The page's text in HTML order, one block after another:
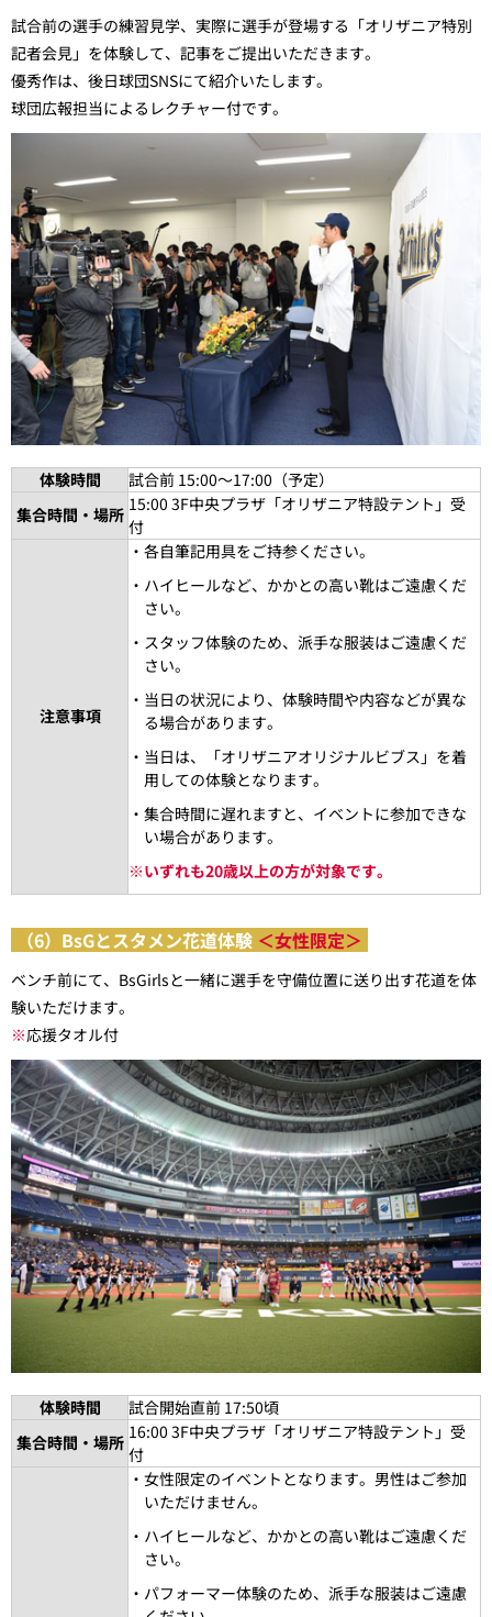
試合前の選手の練習見学、実際に選手が登場する「オリザニア特別
記者会見」を体験して、記事をご提出いただきます。
優秀作は、後日球団SNSにて紹介いたします。
球団広報担当によるレクチャー付です。
体験時間
試合前 15:00～17:00（予定）
集合時間・場所 15:00 3F中央プラザ「オリザニア特設テント」受
付
注意事項
・各自筆記用具をご持参ください。
・ハイヒールなど、かかとの高い靴はご遠慮くだ
さい。
・スタッフ体験のため、派手な服装はご遠慮くだ
さい。
・当日の状況により、体験時間や内容などが異な
る場合があります。
・当日は、「オリザニアオリジナルビブス」を着
用しての体験となります。
・集合時間に遅れますと、イベントに参加できな
い場合があります。
※いずれも20歳以上の方が対象です。
（6）BsGとスタメン花道体験 ＜女性限定＞
ベンチ前にて、BsGirlsと一緒に選手を守備位置に送り出す花道を体
験いただけます。
※応援タオル付
体験時間
試合開始直前 17:50頃
集合時間・場所 16:00 3F中央プラザ「オリザニア特設テント」受
付
・女性限定のイベントとなります。男性はご参加
いただけません。
・ハイヒールなど、かかとの高い靴はご遠慮くだ
さい。
・パフォーマー体験のため、派手な服装はご遠慮